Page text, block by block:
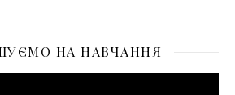
НА НАВЧАННЯ